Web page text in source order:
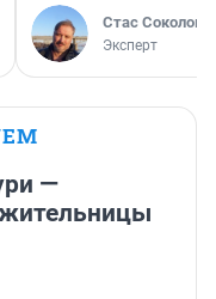
Стас Соколов
Эксперт
—
жительницы